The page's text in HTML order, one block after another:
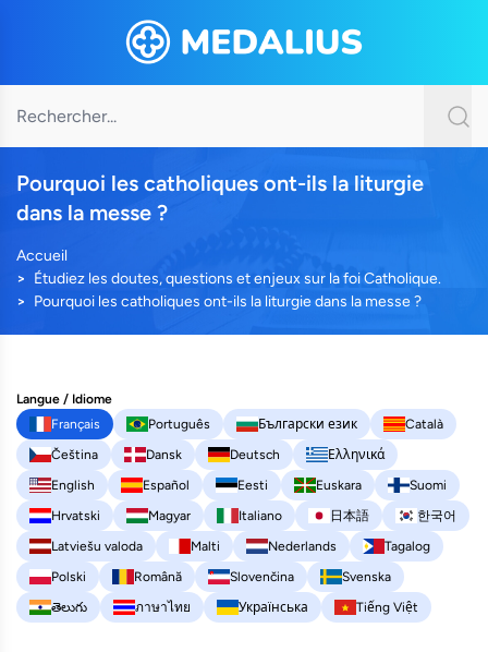
Pourquoi les catholiques ont-ils la liturgie
dans la messe ?
Accueil
Étudiez les doutes, questions et enjeux sur la foi Catholique.
Pourquoi les catholiques ont-ils la liturgie dans la messe ?
Langue / Idiome
Français
Português Български език
Català
Čeština
Dansk Deutsch
Ελληνικά
English
Español Eesti Euskara
Suomi
Hrvatski
Magyar Italiano 日本語
한국어
Latviešu valoda
Malti Nederlands
Tagalog
Polski
Română Slovenčina
Svenska
తెలుగు
ภาษาไทย Українська Tiếng Việt